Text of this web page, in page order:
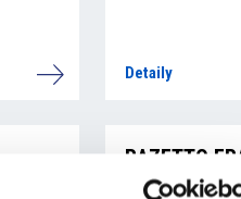
Detaily
RAZETTO
AUGUSTO